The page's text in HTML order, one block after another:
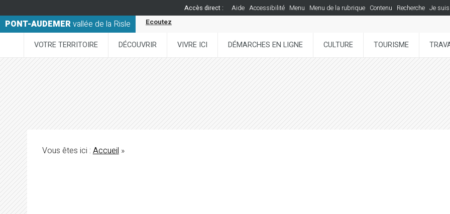
Accès direct : Aide Accessibilité Menu Menu de la rubrique Contenu Recherche Je suis
PONT-AUDEMERvallée de la Risle Ecoutez
VOTRE TERRITOIRE DÉCOUVRIR VIVRE ICI DÉMARCHES EN LIGNE CULTURE TOURISME
Vous êtes ici :Accueil»